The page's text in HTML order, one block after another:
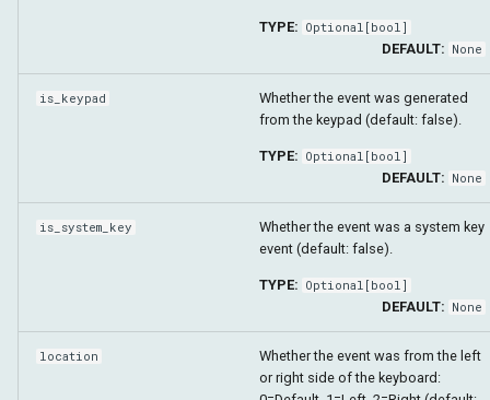
TYPE: Optional [bool ]
DEFAULT: None
is_keypad
Whether the event was generated
from the keypad (default: false).
TYPE: Optional [bool ]
DEFAULT: None
is_system_key
Whether the event was a system key
event (default: false).
TYPE: Optional [bool ]
DEFAULT: None
location
Whether the event was from the left
or right side of the keyboard: